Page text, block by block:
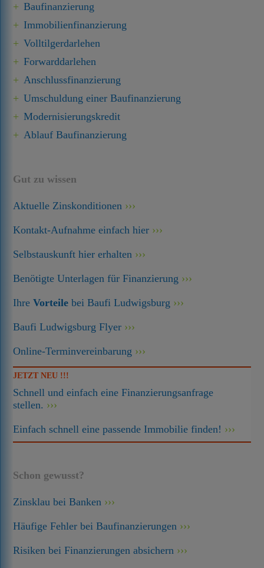
Baufinanzierung
Immobilien­finanzierung
Volltilgerdarlehen
Forward­darlehen
Anschluss­finanzierung
Umschuldung einer Baufinanzierung
Modernisierungskredit
Ablauf Baufinanzierung
Gut zu wissen
Aktuelle Zinskonditionen
Kontakt-Aufnahme einfach hier
Selbstauskunft hier erhalten
Benötigte Unterlagen für Finanzierung
IhreVorteile bei Baufi Ludwigsburg
Baufi Ludwigsburg Flyer
Online-Terminvereinbarung
JETZT NEU !!!
Schnell und einfach eine Finanzierungsanfrage
stellen.
Einfach schnell eine passende Immobilie finden!
Schon gewusst?
Zinsklau bei Banken
Häufige Fehler bei Baufinanzierungen
Risiken bei Finanzierungen absichern